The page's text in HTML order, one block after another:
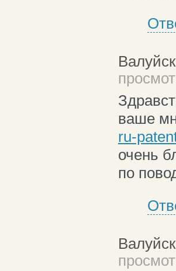
ваше
ru-
очень
по